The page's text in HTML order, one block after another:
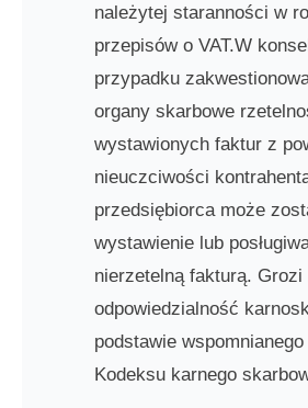
należytej staranności w
przepisów o VAT.W
przypadku
organy skarbowe
wystawionych faktur z
nieuczciwości
przedsiębiorca może
wystawienie lub
nierzetelną fakturą. Grozi
odpowiedzialność
podstawie
Kodeksu karnego